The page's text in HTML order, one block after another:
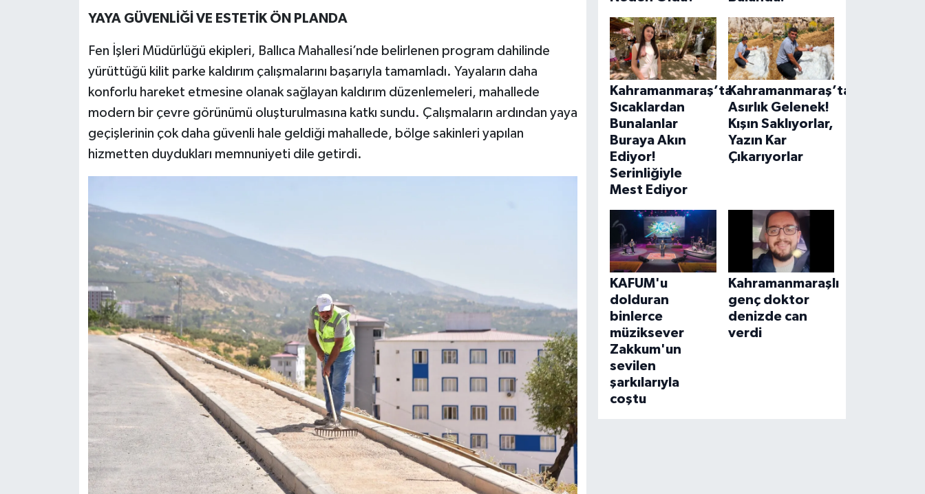
YAYA GÜVENLİĞİ VE ESTETİK ÖN PLANDA
Fen İşleri Müdürlüğü ekipleri, Ballıca Mahallesi’nde belirlenen program dahilinde
yürüttüğü kilit parke kaldırım çalışmalarını başarıyla tamamladı. Yayaların daha
konforlu hareket etmesine olanak sağlayan kaldırım düzenlemeleri, mahallede
modern bir çevre görünümü oluşturulmasına katkı sundu. Çalışmaların ardından yaya
geçişlerinin çok daha güvenli hale geldiği mahallede, bölge sakinleri yapılan
hizmetten duydukları memnuniyeti dile getirdi.
Kahramanmaraş’ta
Sıcaklardan
Bunalanlar
Buraya Akın
Ediyor!
Serinliğiyle
Mest Ediyor
Kahramanmaraş’ta
Asırlık Gelenek!
Kışın Saklıyorlar,
Yazın Kar
Çıkarıyorlar
KAFUM'u
dolduran
binlerce
müziksever
Zakkum'un
sevilen
şarkılarıyla
coştu
Kahramanmaraşlı
genç doktor
denizde can
verdi